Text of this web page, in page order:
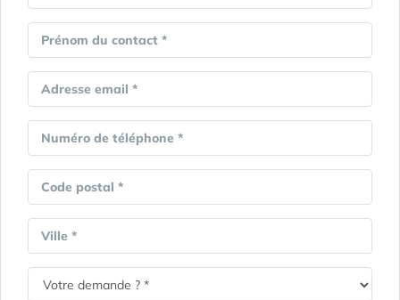
Prénom du contact *
Adresse email *
Numéro de téléphone *
Code postal *
Ville *